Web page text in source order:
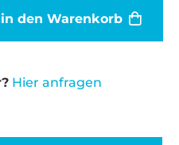
den Warenkorb
Hier anfragen